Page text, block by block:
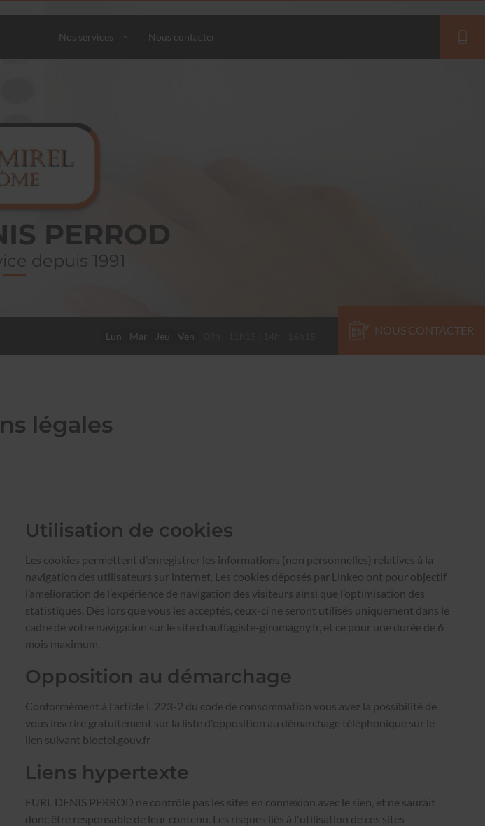
PERROD
depuis 1991
Lun - Mar - Jeu - Ven NOUS CONTACTER
Nos services Nous contacter
légales
Utilisation de cookies
Les cookies permettent d’enregistrer les informations (non personnelles) relatives à la
navigation des utilisateurs sur internet. Les cookies déposés par Linkeo ont pour objectif
l’amélioration de l’expérience de navigation des visiteurs ainsi que l’optimisation des
statistiques. Dès lors que vous les acceptés, ceux-ci ne seront utilisés uniquement dans le
cadre de votre navigation sur le site chauffagiste-giromagny.fr, et ce pour une durée de 6
mois maximum.
Opposition au démarchage
Conformément à l'article L.223-2 du code de consommation vous avez la possibilité de
vous inscrire gratuitement sur la liste d'opposition au démarchage téléphonique sur le
lien suivant bloctel.gouv.fr
Liens hypertexte
EURL DENIS PERROD ne contrôle pas les sites en connexion avec le sien, et ne saurait
donc être responsable de leur contenu. Les risques liés à l'utilisation de ces sites